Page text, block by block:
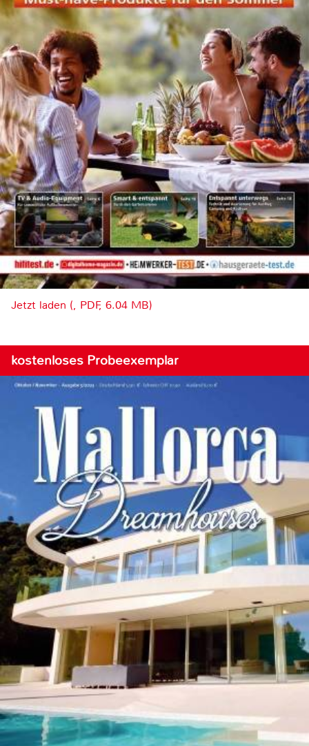
Jetzt laden (, PDF, 6.04 MB)
kostenloses Probeexemplar